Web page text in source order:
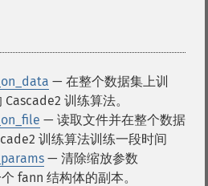
— 在整个数据集上训
训练算法。
— 读取文件并在整个数据
训练算法训练一段时间
— 清除缩放参数
fann 结构体的副本。